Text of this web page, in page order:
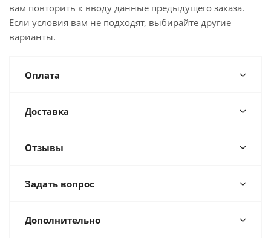
вам повторить к вводу данные предыдущего заказа.
Если условия вам не подходят, выбирайте другие
варианты.
Оплата
Доставка
Отзывы
Задать вопрос
Дополнительно